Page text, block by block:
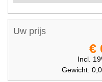
Uw prijs
€
Incl.
Gewicht: